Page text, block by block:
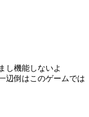
し機能しないよ
辺倒はこのゲームでは